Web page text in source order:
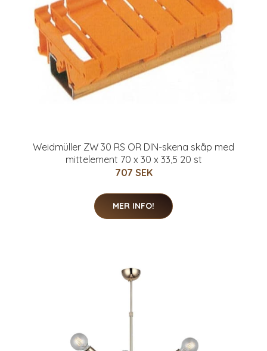
Weidmüller ZW 30 RS OR DIN-skena skåp med
mittelement 70 x 30 x 33,5 20 st
707 SEK
MER INFO!